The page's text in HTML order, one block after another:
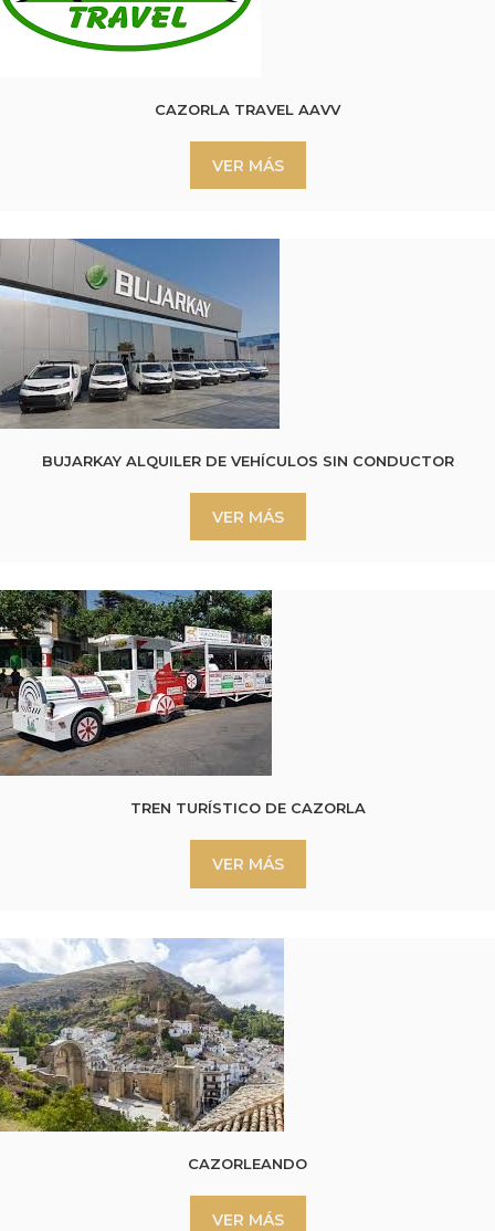
CAZORLA TRAVEL AAVV
VER MÁS
BUJARKAY ALQUILER DE VEHÍCULOS SIN CONDUCTOR
VER MÁS
TREN TURÍSTICO DE CAZORLA
VER MÁS
CAZORLEANDO
VER MÁS